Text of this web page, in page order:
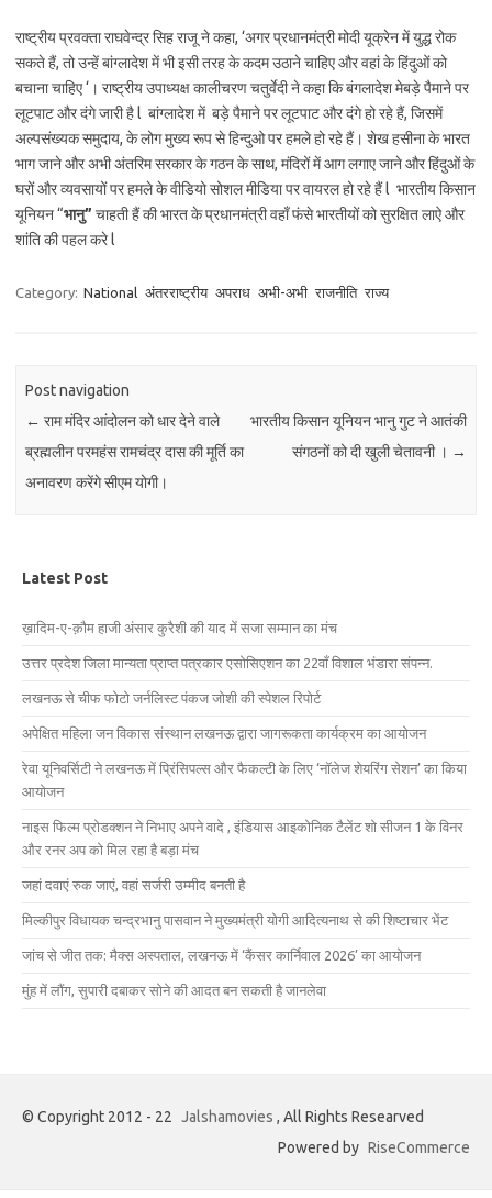
राष्ट्रीय प्रवक्ता राघवेन्द्र सिह राजू ने कहा, ‘अगर प्रधानमंत्री मोदी यूक्रेन में युद्ध रोक
सकते हैं, तो उन्हें बांग्लादेश में भी इसी तरह के कदम उठाने चाहिए और वहां के हिंदुओं को
बचाना चाहिए ‘। राष्ट्रीय उपाध्यक्ष कालीचरण चतुर्वेदी ने कहा कि बंगलादेश मेबड़े पैमाने पर
लूटपाट और दंगे जारी है l बांग्लादेश में बड़े पैमाने पर लूटपाट और दंगे हो रहे हैं, जिसमें
अल्पसंख्यक समुदाय, के लोग मुख्य रूप से हिन्दुओ पर हमले हो रहे हैं। शेख हसीना के भारत
भाग जाने और अभी अंतरिम सरकार के गठन के साथ, मंदिरों में आग लगाए जाने और हिंदुओं के
घरों और व्यवसायों पर हमले के वीडियो सोशल मीडिया पर वायरल हो रहे हैं l भारतीय किसान
यूनियन “भानु” चाहती हैं की भारत के प्रधानमंत्री वहाँ फंसे भारतीयों को सुरक्षित लाऐ और
शांति की पहल करे l
Category: National अंतरराष्ट्रीय अपराध अभी-अभी राजनीति राज्य
Post navigation
← राम मंदिर आंदोलन को धार देने वाले
ब्रह्मलीन परमहंस रामचंद्र दास की मूर्ति का
अनावरण करेंगे सीएम योगी।
भारतीय किसान यूनियन भानु गुट ने आतंकी
संगठनों को दी खुली चेतावनी । →
Latest Post
ख़ादिम-ए-क़ौम हाजी अंसार कुरैशी की याद में सजा सम्मान का मंच
उत्तर प्रदेश जिला मान्यता प्राप्त पत्रकार एसोसिएशन का 22वाँ विशाल भंडारा संपन्न.
लखनऊ से चीफ फोटो जर्नलिस्ट पंकज जोशी की स्पेशल रिपोर्ट
अपेक्षित महिला जन विकास संस्थान लखनऊ द्वारा जागरूकता कार्यक्रम का आयोजन
रेवा यूनिवर्सिटी ने लखनऊ में प्रिंसिपल्स और फैकल्टी के लिए ‘नॉलेज शेयरिंग सेशन’ का किया
आयोजन
नाइस फिल्म प्रोडक्शन ने निभाए अपने वादे , इंडियास आइकोनिक टैलेंट शो सीजन 1 के विनर
और रनर अप को मिल रहा है बड़ा मंच
जहां दवाएं रुक जाएं, वहां सर्जरी उम्मीद बनती है
मिल्कीपुर विधायक चन्द्रभानु पासवान ने मुख्यमंत्री योगी आदित्यनाथ से की शिष्टाचार भेंट
जांच से जीत तक: मैक्स अस्पताल, लखनऊ में ‘कैंसर कार्निवाल 2026’ का आयोजन
मुंह में लौंग, सुपारी दबाकर सोने की आदत बन सकती है जानलेवा
© Copyright 2012 - 22 Jalshamovies , All Rights Researved
Powered by RiseCommerce